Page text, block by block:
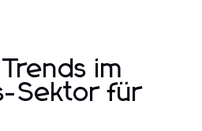
im
Sektor für